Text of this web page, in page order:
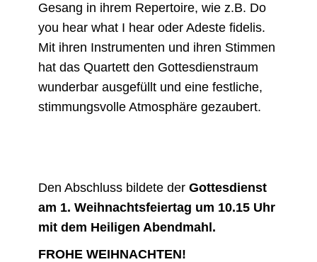
Gesang in ihrem Repertoire, wie z.B. Do
you hear what I hear oder Adeste fidelis.
Mit ihren Instrumenten und ihren Stimmen
hat das Quartett den Gottesdienstraum
wunderbar ausgefüllt und eine festliche,
stimmungsvolle Atmosphäre gezaubert.
Den Abschluss bildete derGottesdienst
am 1. Weihnachtsfeiertag um 10.15 Uhr
mit dem Heiligen Abendmahl.
FROHE WEIHNACHTEN!